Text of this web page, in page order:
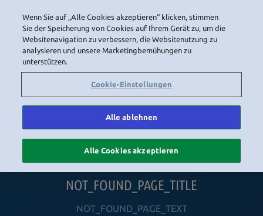
NOT_FOUND_PAGE_TITLE
NOT_FOUND_PAGE_TEXT
Wenn Sie auf „Alle Cookies akzeptieren“ klicken, stimmen
Sie der Speicherung von Cookies auf Ihrem Gerät zu, um die
Websitenavigation zu verbessern, die Websitenutzung zu
analysieren und unsere Marketingbemühungen zu
unterstützen.
Cookie-Einstellungen
Alle ablehnen
Alle Cookies akzeptieren